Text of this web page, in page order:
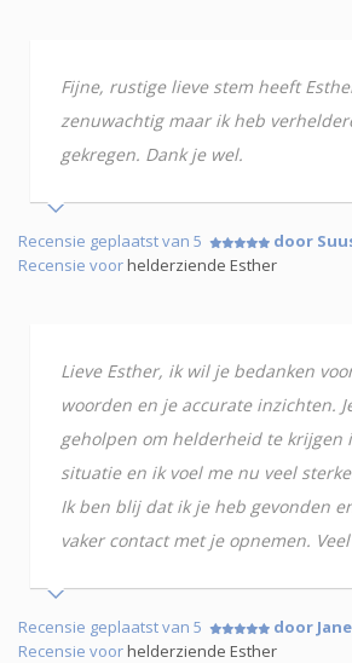
Fijne, rustige lieve stem heeft
zenuwachtig maar ik heb
gekregen. Dank je wel.
Recensie geplaatst van 5
door
Recensie voorhelderziende Esther
Lieve Esther, ik wil je bedanken
woorden en je accurate inzichten.
geholpen om helderheid te krijgen
situatie en ik voel me nu veel
Ik ben blij dat ik je heb gevonden
vaker contact met je opnemen.
Recensie geplaatst van 5 door
Recensie voorhelderziende Esther